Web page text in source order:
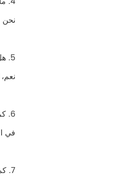
نحن ننتج
5. هل لديك قسم البحث والتطوير لتطوير مظلاتي الجديدة؟
6. كم من الوقت هو مهلة الإنتاج الخاص بك ؟
في الأساس،
7. كم من الوقت هو المهلة الزمنية الخاصة بك العينة ؟